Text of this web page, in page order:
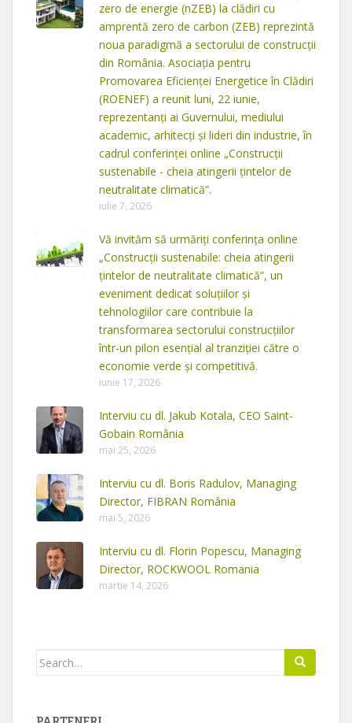
zero de energie (nZEB) la clădiri cu
amprentă zero de carbon (ZEB) reprezintă
noua paradigmă a sectorului de construcții
din România. Asociația pentru
Promovarea Eficienței Energetice în Clădiri
(ROENEF) a reunit luni, 22 iunie,
reprezentanți ai Guvernului, mediului
academic, arhitecți și lideri din industrie, în
cadrul conferinței online „Construcții
sustenabile - cheia atingerii țintelor de
neutralitate climatică”.
iulie 7, 2026
Vă invităm să urmăriți conferința online
„Construcții sustenabile: cheia atingerii
țintelor de neutralitate climatică”, un
eveniment dedicat soluțiilor și
tehnologiilor care contribuie la
transformarea sectorului construcțiilor
într-un pilon esențial al tranziției către o
economie verde și competitivă.
iunie 17, 2026
Interviu cu dl. Jakub Kotala, CEO Saint-
Gobain România
mai 25, 2026
Interviu cu dl. Boris Radulov, Managing
Director, FIBRAN România
mai 5, 2026
Interviu cu dl. Florin Popescu, Managing
Director, ROCKWOOL Romania
martie 14, 2026
Search